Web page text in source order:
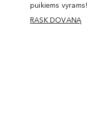
puikiems vyrams!
RASK DOVANĄ